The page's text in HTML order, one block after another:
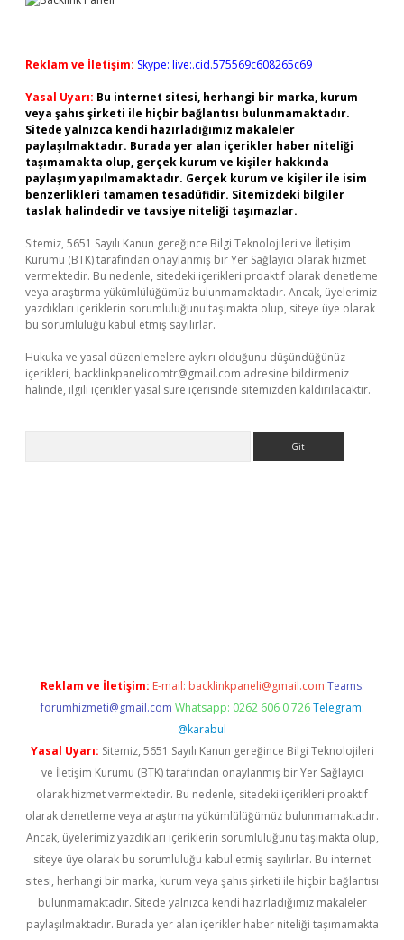
Reklam ve İletişim: Skype: live:.cid.575569c608265c69
Yasal Uyarı: Bu internet sitesi, herhangi bir marka, kurum
veya şahıs şirketi ile hiçbir bağlantısı bulunmamaktadır.
Sitede yalnızca kendi hazırladığımız makaleler
paylaşılmaktadır. Burada yer alan içerikler haber niteliği
taşımamakta olup, gerçek kurum ve kişiler hakkında
paylaşım yapılmamaktadır. Gerçek kurum ve kişiler ile isim
benzerlikleri tamamen tesadüfidir. Sitemizdeki bilgiler
taslak halindedir ve tavsiye niteliği taşımazlar.
Sitemiz, 5651 Sayılı Kanun gereğince Bilgi Teknolojileri ve İletişim
Kurumu (BTK) tarafından onaylanmış bir Yer Sağlayıcı olarak hizmet
vermektedir. Bu nedenle, sitedeki içerikleri proaktif olarak denetleme
veya araştırma yükümlülüğümüz bulunmamaktadır. Ancak, üyelerimiz
yazdıkları içeriklerin sorumluluğunu taşımakta olup, siteye üye olarak
bu sorumluluğu kabul etmiş sayılırlar.
Hukuka ve yasal düzenlemelere aykırı olduğunu düşündüğünüz
içerikleri, backlinkpanelicomtr@gmail.com adresine bildirmeniz
halinde, ilgili içerikler yasal süre içerisinde sitemizden kaldırılacaktır.
Reklam ve İletişim: E-mail: backlinkpaneli@gmail.com Teams:
forumhizmeti@gmail.com Whatsapp: 0262 606 0 726 Telegram:
@karabul
Yasal Uyarı: Sitemiz, 5651 Sayılı Kanun gereğince Bilgi Teknolojileri
ve İletişim Kurumu (BTK) tarafından onaylanmış bir Yer Sağlayıcı
olarak hizmet vermektedir. Bu nedenle, sitedeki içerikleri proaktif
olarak denetleme veya araştırma yükümlülüğümüz bulunmamaktadır.
Ancak, üyelerimiz yazdıkları içeriklerin sorumluluğunu taşımakta olup,
siteye üye olarak bu sorumluluğu kabul etmiş sayılırlar. Bu internet
sitesi, herhangi bir marka, kurum veya şahıs şirketi ile hiçbir bağlantısı
bulunmamaktadır. Sitede yalnızca kendi hazırladığımız makaleler
paylaşılmaktadır. Burada yer alan içerikler haber niteliği taşımamakta